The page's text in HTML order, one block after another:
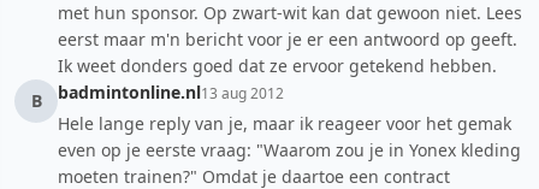
met hun sponsor. Op zwart-wit kan dat gewoon niet. Lees
eerst maar m'n bericht voor je er een antwoord op geeft.
Ik weet donders goed dat ze ervoor getekend hebben.
B
badmintonline.nl13 aug 2012
Hele lange reply van je, maar ik reageer voor het gemak
even op je eerste vraag: "Waarom zou je in Yonex kleding
moeten trainen?" Omdat je daartoe een contract